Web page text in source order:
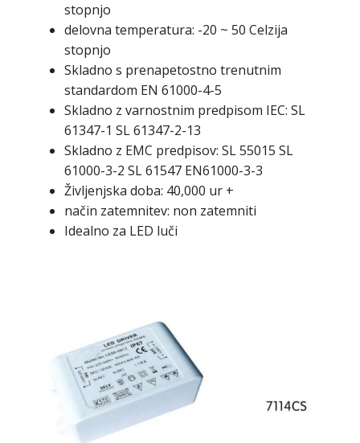
stopnjo
delovna temperatura: -20 ~ 50 Celzija
stopnjo
Skladno s prenapetostno trenutnim
standardom EN 61000-4-5
Skladno z varnostnim predpisom IEC: SL
61347-1 SL 61347-2-13
Skladno z EMC predpisov: SL 55015 SL
61000-3-2 SL 61547 EN61000-3-3
Življenjska doba: 40,000 ur +
način zatemnitev: non zatemniti
Idealno za LED luči